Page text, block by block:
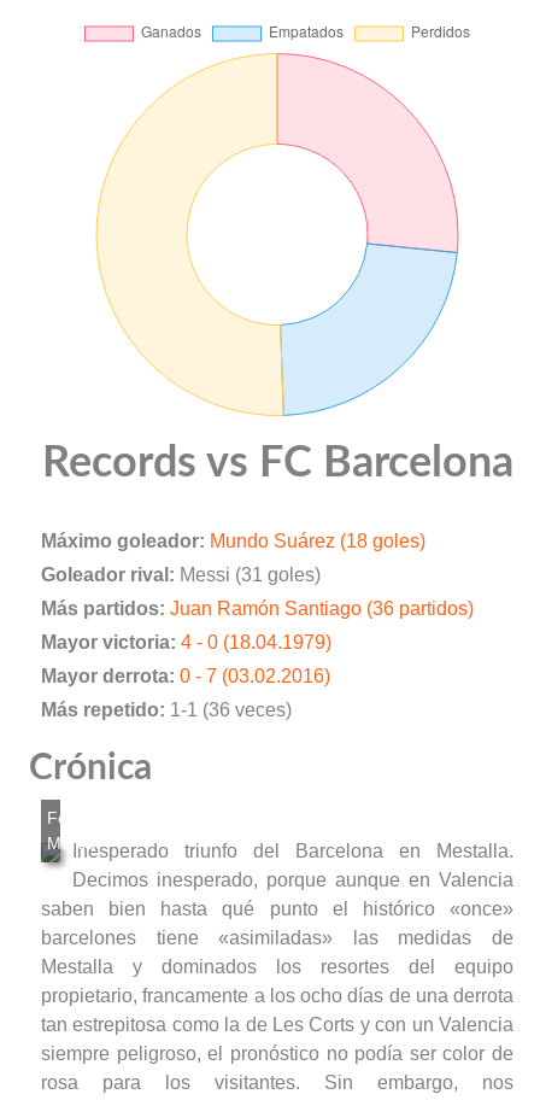
Records vs FC Barcelona
Máximo goleador: Mundo Suárez (18 goles)
Goleador rival: Messi (31 goles)
Más partidos: Juan Ramón Santiago (36 partidos)
Mayor victoria: 4 - 0 (18.04.1979)
Mayor derrota: 0 - 7 (03.02.2016)
Más repetido: 1-1 (36 veces)
Crónica
Inesperado triunfo del Barcelona en Mestalla.
Decimos inesperado, porque aunque en Valencia
saben bien hasta qué punto el histórico «once»
barcelones tiene «asimiladas» las medidas de
Mestalla y dominados los resortes del equipo
propietario, francamente a los ocho días de una derrota
tan estrepitosa como la de Les Corts y con un Valencia
siempre peligroso, el pronóstico no podía ser color de
rosa para los visitantes. Sin embargo, nos